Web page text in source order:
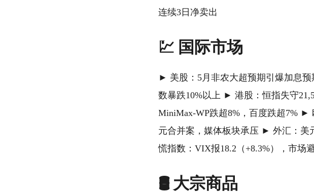
连续3日净卖出
💹 国际市场
► 美股：5月非农大超预期引爆加息
数暴跌10%以上 ► 港股：恒指失守
MiniMax-WP跌超8%，百度跌超7% ►
元合并案，媒体板块承压 ► 外汇：美
慌指数：VIX报18.2（+8.3%），市场
🛢️ 大宗商品